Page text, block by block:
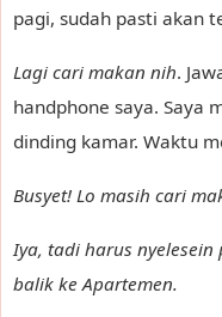
pagi, sudah pasti akan
Lagi cari makan nih.
handphone saya. Saya
dinding kamar. Waktu
Busyet! Lo masih cari
Iya, tadi harus
balik ke Apartemen.